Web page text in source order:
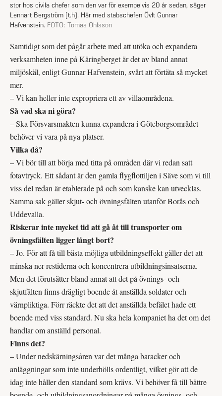
stor hos civila chefer som den var för exempelvis 20 år sedan, säger
Lennart Bergström (t.h). Här med stabschefen Övlt Gunnar
Hafvenstein. FOTO: Tomas Ohlsson
Samtidigt som det pågår arbete med att utöka och expandera
verksamheten inne på Käringberget är det av bland annat
miljöskäl, enligt Gunnar Hafvenstein, svårt att förtäta så mycket
mer.
– Vi kan heller inte expropriera ett av villaområdena.
Så vad ska ni göra?
– Ska Försvarsmakten kunna expandera i Göteborgsområdet
behöver vi vara på nya platser.
Vilka då?
– Vi bör till att börja med titta på områden där vi redan satt
fotavtryck. Ett sådant är den gamla flygflottiljen i Säve som vi till
viss del redan är etablerade på och som kanske kan utvecklas.
Samma sak gäller skjut- och övningsfälten utanför Borås och
Uddevalla.
Riskerar inte mycket tid att gå åt till transporter om
övningsfälten ligger långt bort?
– Jo. För att få till bästa möjliga utbildningseffekt gäller det att
minska ner restiderna och koncentrera utbildningsinsatserna.
Men det förutsätter bland annat att det på övnings- och
skjutfälten finns drägligt boende åt anställda soldater och
värnpliktiga. Förr räckte det att det anställda befälet hade ett
boende med viss standard. Nu ska hela kompaniet ha det om det
handlar om anställd personal.
Finns det?
– Under nedskärningsåren var det många baracker och
anläggningar som inte underhölls ordentligt, vilket gör att de
idag inte håller den standard som krävs. Vi behöver få till bättre